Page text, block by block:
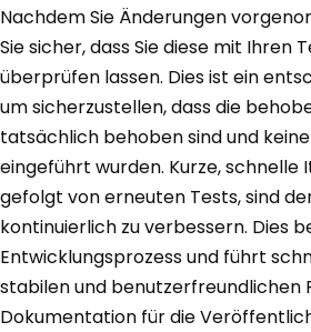
Nachdem Sie Änderungen
Sie sicher, dass Sie diese mit Ihren
überprüfen lassen. Dies ist ein
um sicherzustellen, dass die
tatsächlich behoben sind und
eingeführt wurden. Kurze, schnelle
gefolgt von erneuten Tests, sind
kontinuierlich zu verbessern. Dies
Entwicklungsprozess und führt
stabilen und benutzerfreundlichen
Dokumentation für die